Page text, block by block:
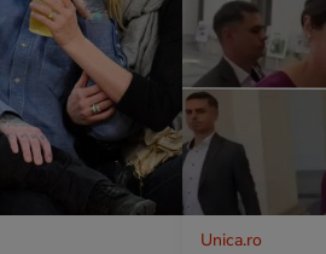
Unica.ro